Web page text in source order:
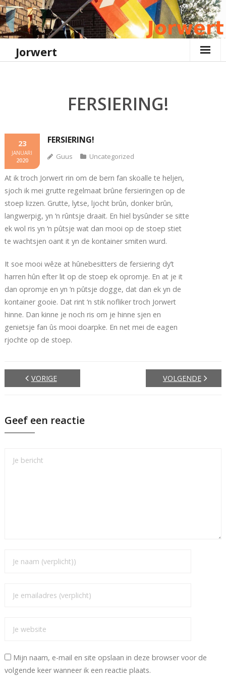
Ga
naar
de
Jorwert
FERSIERING!
FERSIERING!
23
JANUARI
2020 Guus Uncategorized
At ik troch Jorwert rin om de bern fan skoalle te heljen,
sjoch ik mei grutte regelmaat brûne fersieringen op de
stoep lizzen. Grutte, lytse, ljocht brûn, donker brûn,
langwerpig, yn ‘n rûntsje draait. En hiel bysûnder se sitte
ek wol ris yn ‘n pûtsje wat dan mooi op de stoep stiet
te wachtsjen oant it yn de kontainer smiten wurd.
It soe mooi wêze at hûnebesitters de fersiering dy’t
harren hûn efter lit op de stoep ek opromje. En at je it
dan opromje en yn ‘n pûtsje dogge, dat dan ek yn de
kontainer gooie. Dat rint ‘n stik nofliker troch Jorwert
hinne. Dan kinne je noch ris om je hinne sjen en
genietsje fan ûs mooi doarpke. En net mei de eagen
rjochte op de stoep.
VORIGE VOLGENDE
Geef een reactie
Mijn naam, e-mail en site opslaan in deze browser voor de
volgende keer wanneer ik een reactie plaats.